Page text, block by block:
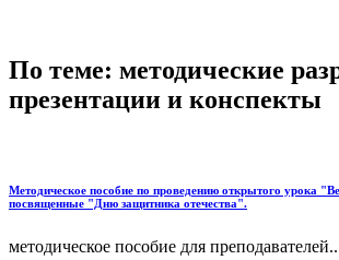
По теме: методические
презентации и конспекты
Методическое пособие по проведению открытого урока
посвященные "Дню защитника отечества".
методическое пособие для